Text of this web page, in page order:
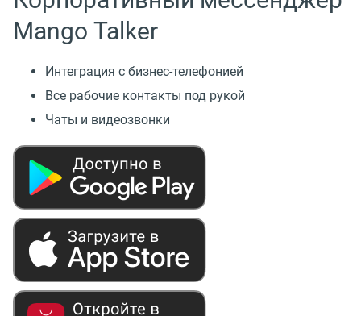
Mango Talker
Интеграция с бизнес-телефонией
Все рабочие контакты под рукой
Чаты и видеозвонки